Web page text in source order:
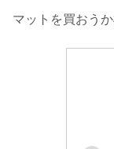
マットを買おうか